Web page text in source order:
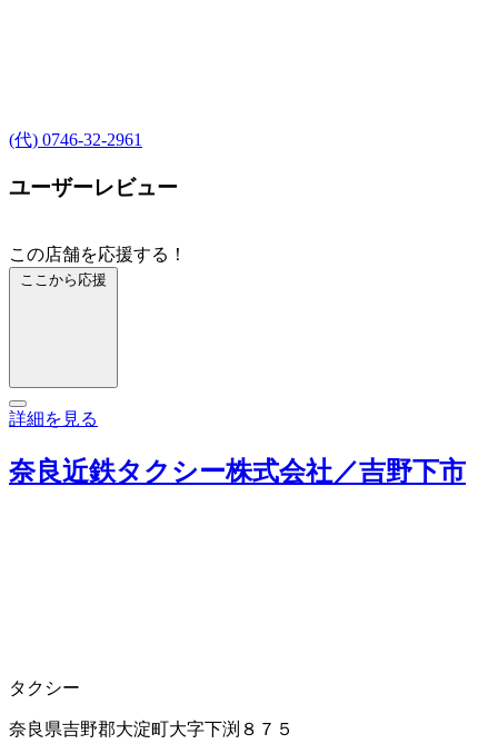
(代) 0746-32-2961
ユーザーレビュー
この店舗を応援する！
ここから応援
詳細を見る
奈良近鉄タクシー株式会社／吉野下市
タクシー
奈良県吉野郡大淀町大字下渕８７５